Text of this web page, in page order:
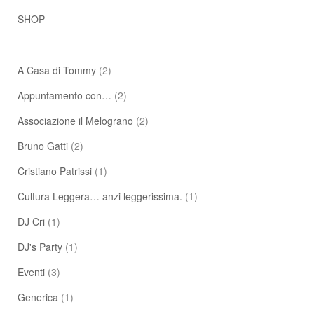
SHOP
A Casa di Tommy (2)
Appuntamento con… (2)
Associazione il Melograno (2)
Bruno Gatti (2)
Cristiano Patrissi (1)
Cultura Leggera… anzi leggerissima. (1)
DJ Cri (1)
DJ's Party (1)
Eventi (3)
Generica (1)